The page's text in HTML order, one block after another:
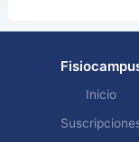
Inicio